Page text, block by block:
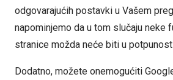
odgovarajućih postavki u Vašem
napominjemo da u tom slučaju neke
stranice možda neće biti u
Dodatno, možete onemogućiti